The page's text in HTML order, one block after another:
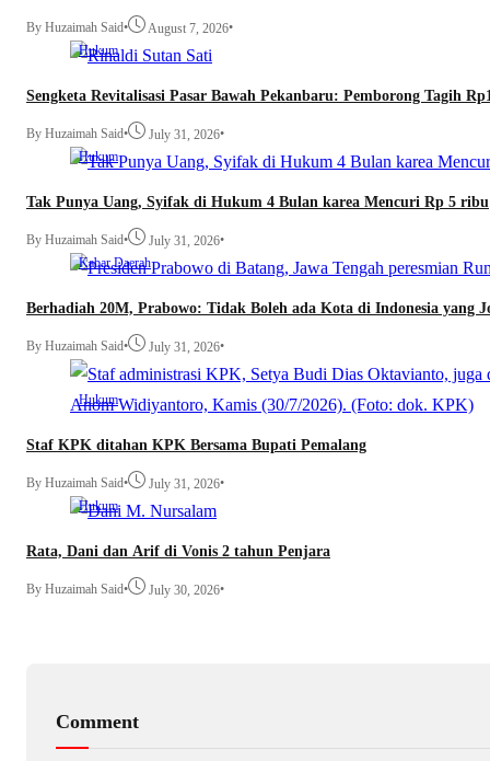
By Huzaimah Said• August 7, 2026•
Hukum
Sengketa Revitalisasi Pasar Bawah Pekanbaru: Pemborong Tagih
By Huzaimah Said• July 31, 2026•
Hukum
Tak Punya Uang, Syifak di Hukum 4 Bulan karea Mencuri Rp 5 ribu
By Huzaimah Said• July 31, 2026•
Kabar Daerah
Berhadiah 20M, Prabowo: Tidak Boleh ada Kota di Indonesia yang
By Huzaimah Said• July 31, 2026•
Hukum
Staf KPK ditahan KPK Bersama Bupati Pemalang
By Huzaimah Said• July 31, 2026•
Hukum
Rata, Dani dan Arif di Vonis 2 tahun Penjara
By Huzaimah Said• July 30, 2026•
Comment